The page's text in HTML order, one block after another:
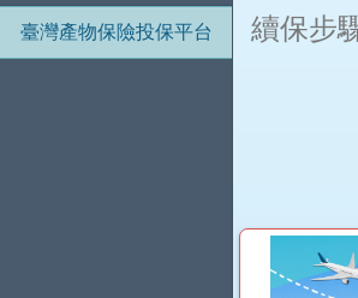
臺灣產物保險投保平台 續保步